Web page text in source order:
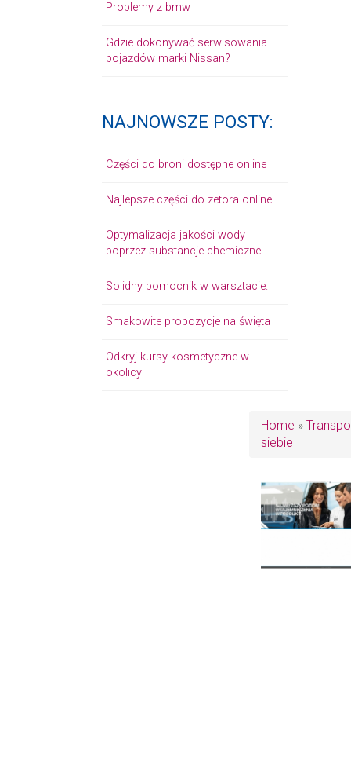
Problemy z bmw
Gdzie dokonywać serwisowania
pojazdów marki Nissan?
NAJNOWSZE POSTY:
Części do broni dostępne online
Najlepsze części do zetora online
Optymalizacja jakości wody
poprzez substancje chemiczne
Solidny pomocnik w warsztacie.
Smakowite propozycje na święta
Odkryj kursy kosmetyczne w
okolicy
Home »
siebie